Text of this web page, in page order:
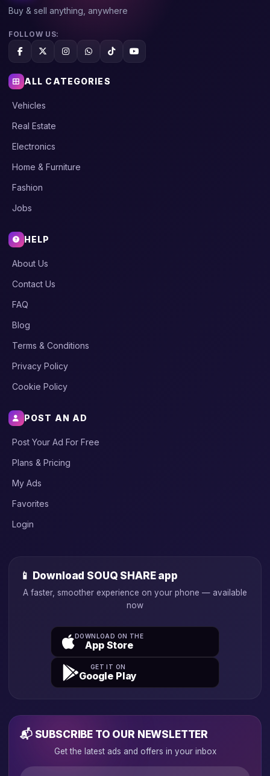
Buy & sell anything, anywhere
FOLLOW US:
ALL CATEGORIES
Vehicles
Real Estate
Electronics
Home & Furniture
Fashion
Jobs
HELP
About Us
Contact Us
FAQ
Blog
Terms & Conditions
Privacy Policy
Cookie Policy
POST AN AD
Post Your Ad For Free
Plans & Pricing
My Ads
Favorites
Login
📱 Download SOUQ SHARE app
A faster, smoother experience on your phone — available
now
DOWNLOAD ON THE
App Store
GET IT ON
Google Play
📬 SUBSCRIBE TO OUR NEWSLETTER
Get the latest ads and offers in your inbox